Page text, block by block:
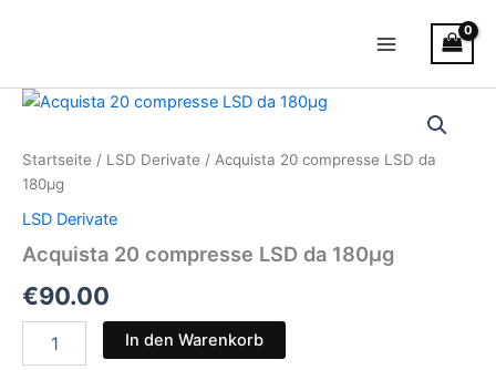
Menu
Startseite / LSD Derivate / Acquista 20 compresse LSD da
180µg
LSD Derivate
Acquista 20 compresse LSD da 180µg
€90.00
Acquista
LSD
da
180µg
Menge
In den Warenkorb